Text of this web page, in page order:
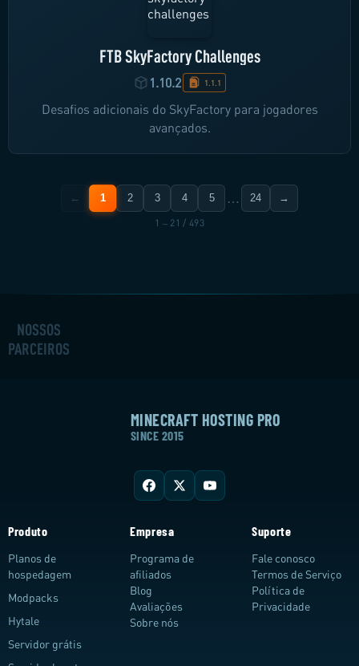
FTB SkyFactory Challenges
1.10.2 1.1.1
Desafios adicionais do SkyFactory para jogadores
avançados.
← 1 2 3 4 5 … 24 →
1 – 21 / 493
NOSSOS
PARCEIROS
MINECRAFT HOSTING PRO
SINCE 2015
Produto
Planos de
hospedagem
Modpacks
Hytale
Servidor grátis
Empresa
Programa de
afiliados
Blog
Avaliações
Sobre nós
Suporte
Fale conosco
Termos de Serviço
Política de
Privacidade